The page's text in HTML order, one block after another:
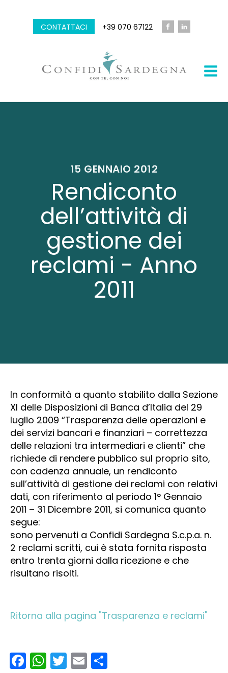
CONTATTACI +39 070 67122
15 GENNAIO 2012
Rendiconto
dell’attività di
gestione dei
reclami - Anno
2011
In conformità a quanto stabilito dalla Sezione
XI delle Disposizioni di Banca d’Italia del 29
luglio 2009 “Trasparenza delle operazioni e
dei servizi bancari e finanziari – correttezza
delle relazioni tra intermediari e clienti” che
richiede di rendere pubblico sul proprio sito,
con cadenza annuale, un rendiconto
sull’attività di gestione dei reclami con relativi
dati, con riferimento al periodo 1° Gennaio
2011 – 31 Dicembre 2011, si comunica quanto
segue:
sono pervenuti a Confidi Sardegna S.c.p.a. n.
2 reclami scritti, cui è stata fornita risposta
entro trenta giorni dalla ricezione e che
risultano risolti.
Ritorna alla pagina "Trasparenza e reclami"
Facebook
WhatsApp
Twitter
Email